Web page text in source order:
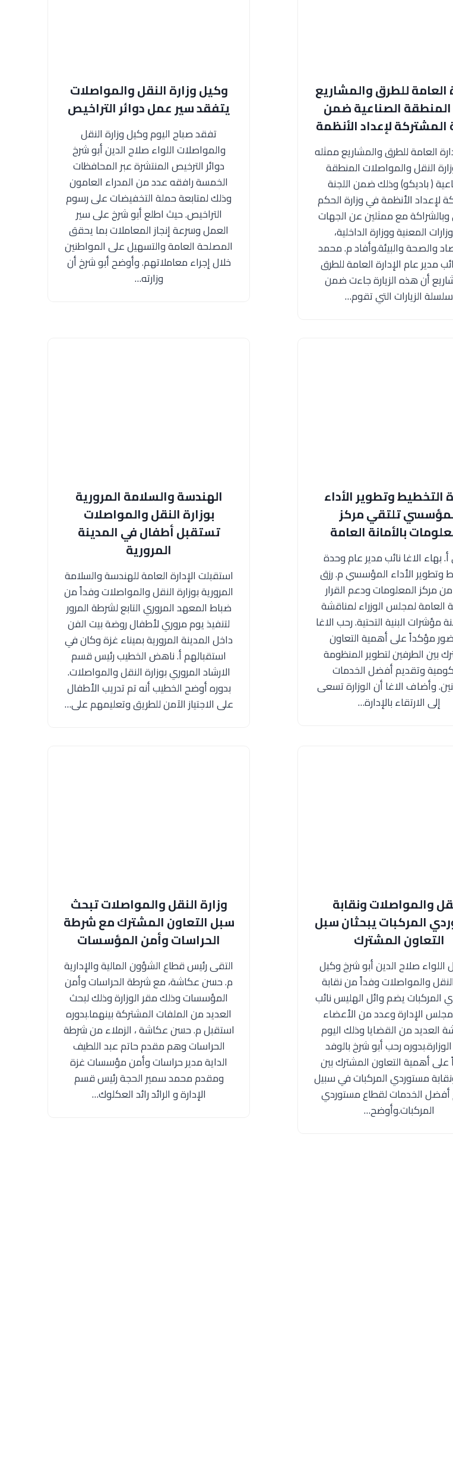
العامة للطرق والمشاريع
المنطقة الصناعية ضمن
المشتركة لإعداد الأنظمة
العامة للطرق والمشاريع ممثله
النقل والمواصلات المنطقة
( باديكو) وذلك ضمن اللجنة
لإعداد الأنظمة في وزارة الحكم
وبالشراكة مع ممثلين عن الجهات
المعنية ووزارة الداخلية،
والصحة والبيئة.وأفاد م. محمد
مدير عام الإدارة العامة للطرق
أن هذه الزيارة جاءت ضمن
سلسلة الزيارات التي تقوم…
وكيل وزارة النقل والمواصلات
يتفقد سير عمل دوائر التراخيص
تفقد صباح اليوم وكيل وزارة النقل
والمواصلات اللواء صلاح الدين أبو شرخ
دوائر الترخيص المنتشرة عبر المحافظات
الخمسة رافقه عدد من المدراء العامون
وذلك لمتابعة حملة التخفيضات على رسوم
التراخيص. حيث اطلع أبو شرخ على سير
العمل وسرعة إنجاز المعاملات بما يحقق
المصلحة العامة والتسهيل على المواطنين
خلال إجراء معاملاتهم. وأوضح أبو شرخ أن
وزارته…
التخطيط وتطوير الأداء
تلتقي مركز
بالأمانة العامة
بهاء الاغا نائب مدير عام وحدة
وتطوير الأداء المؤسسي م. رزق
مركز المعلومات ودعم القرار
العامة لمجلس الوزراء لمناقشة
مؤشرات البنية التحتية. رحب الاغا
مؤكداً على أهمية التعاون
بين الطرفين لتطوير المنظومة
وتقديم أفضل الخدمات
وأضاف الاغا أن الوزارة تسعى
إلى الارتقاء بالإدارة…
الهندسة والسلامة المرورية
بوزارة النقل والمواصلات
تستقبل أطفال في المدينة
المرورية
استقبلت الإدارة العامة للهندسة والسلامة
المرورية بوزارة النقل والمواصلات وفداً من
ضباط المعهد المروري التابع لشرطة المرور
لتنفيذ يوم مروري لأطفال روضة بيت الفن
داخل المدينة المرورية بميناء غزة وكان في
استقبالهم أ. ناهض الخطيب رئيس قسم
الارشاد المروري بوزارة النقل والمواصلات.
بدوره أوضح الخطيب أنه تم تدريب الأطفال
على الاجتياز الآمن للطريق وتعليمهم على…
والمواصلات ونقابة
المركبات يبحثان سبل
التعاون المشترك
اللواء صلاح الدين أبو شرخ وكيل
والمواصلات وفداً من نقابة
المركبات يضم وائل الهليس نائب
الإدارة وعدد من الأعضاء
العديد من القضايا وذلك اليوم
رحب أبو شرخ بالوفد
أهمية التعاون المشترك بين
ونقابة مستوردي المركبات في سبيل
أفضل الخدمات لقطاع مستوردي
المركبات.وأوضح…
وزارة النقل والمواصلات تبحث
سبل التعاون المشترك مع شرطة
الحراسات وأمن المؤسسات
التقى رئيس قطاع الشؤون المالية والإدارية
م. حسن عكاشة، مع شرطة الحراسات وأمن
المؤسسات وذلك مقر الوزارة وذلك لبحث
العديد من الملفات المشتركة بينهما.بدوره
استقبل م. حسن عكاشة ، الزملاء من شرطة
الحراسات وهم مقدم حاتم عبد اللطيف
الداية مدير حراسات وأمن مؤسسات غزة
ومقدم محمد سمير الحجة رئيس قسم
الإدارة و الرائد رائد العكلوك…